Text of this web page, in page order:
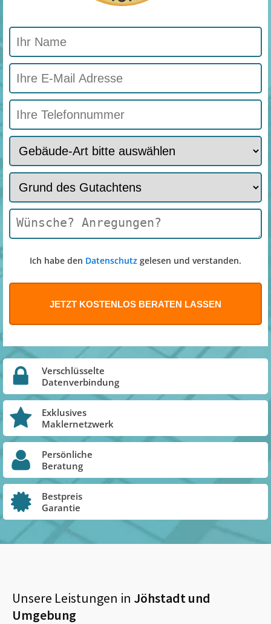
Ich habe den Datenschutz gelesen und verstanden.
Verschlüsselte
Datenverbindung
Exklusives
Maklernetzwerk
Persönliche
Beratung
Bestpreis
Garantie
Unsere Leistungen in Jöhstadtund
Umgebung